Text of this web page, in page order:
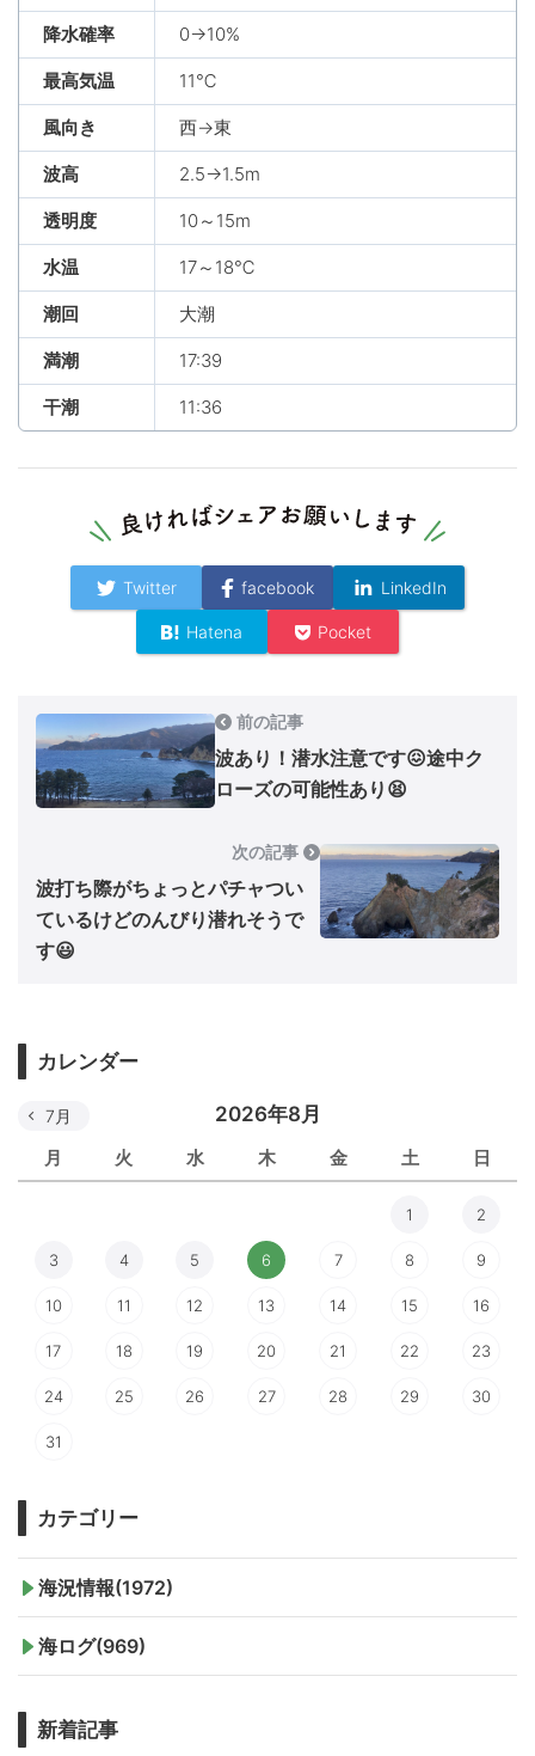
降水確率 0→10%
最高気温 11℃
風向き 西→東
波高 2.5→1.5m
透明度 10～15m
水温 17～18℃
潮回 大潮
満潮 17:39
干潮 11:36
Twitter facebook LinkedIn
Hatena Pocket
前の記事
波あり！潜水注意です😖途中ク
ローズの可能性あり😫
次の記事
波打ち際がちょっとパチャつい
ているけどのんびり潜れそうで
す😃
カレンダー
2026年8月
月 火 水 木 金 土 日
7月
1 2
3 4 5 6 7 8 9
10 11 12 13 14 15 16
17 18 19 20 21 22 23
24 25 26 27 28 29 30
31
カテゴリー
海況情報(1972)
海ログ(969)
新着記事